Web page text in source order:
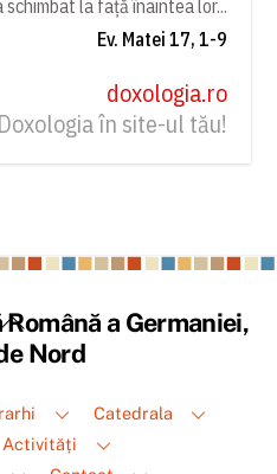
schimbat la față înaintea lor...
Ev. Matei 17, 1-9
doxologia.ro
în site-ul tău!
Back
To
a Germaniei,
Nord
Catedrala
Activități